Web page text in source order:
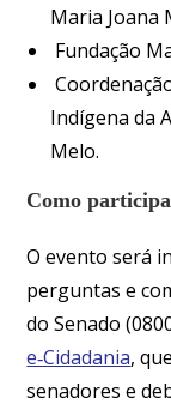
Maria Joana
Fundação
Indígena da
Melo.
Como
O evento será
perguntas e
do Senado
e‑Cidadania,
senadores e